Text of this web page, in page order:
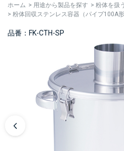
ホーム > 用途から製品を探す > 粉体を扱う
> 粉体回収ステンレス容器（パイプ100A形
品番：FK-CTH-SP